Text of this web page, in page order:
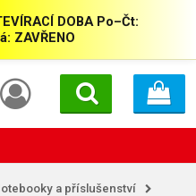
DOBA Po–Čt:
ZAVŘENO
a příslušenství